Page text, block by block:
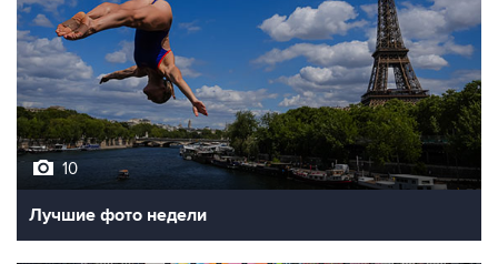
10
Лучшие фото недели